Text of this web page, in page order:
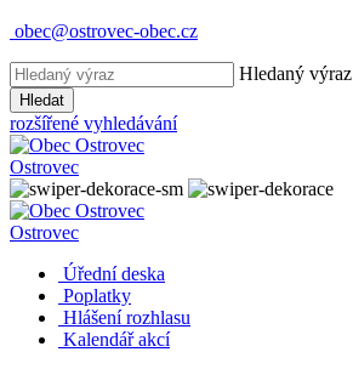
obec@ostrovec-obec.cz
Hledaný výraz
Hledat
rozšířené vyhledávání
Ostrovec
Ostrovec
Úřední deska
Poplatky
Hlášení rozhlasu
Kalendář akcí